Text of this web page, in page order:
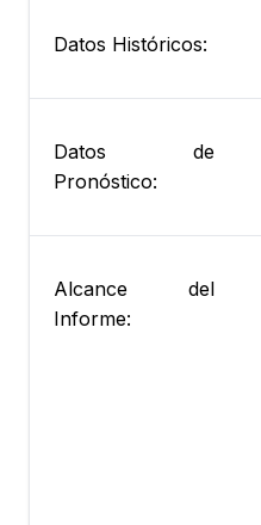
Datos Históricos:
Datos de
Pronóstico:
Alcance del
Informe: